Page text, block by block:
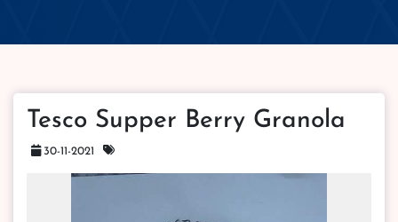
Tesco Supper Berry Granola
30-11-2021